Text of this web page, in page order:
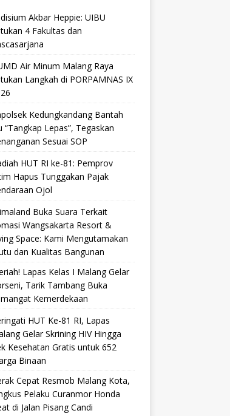
Akbar Heppie: UIBU
4 Fakultas dan
Air Minum Malang Raya
Langkah di PORPAMNAS IX
Kedungkandang Bantah
“Tangkap Lepas”, Tegaskan
Sesuai SOP
HUT RI ke-81: Pemprov
Hapus Tunggakan Pajak
Ojol
Buka Suara Terkait
Wangsakarta Resort &
Space: Kami Mengutamakan
dan Kualitas Bangunan
Lapas Kelas I Malang Gelar
Tarik Tambang Buka
Kemerdekaan
HUT Ke-81 RI, Lapas
Gelar Skrining HIV Hingga
Kesehatan Gratis untuk 652
Binaan
Cepat Resmob Malang Kota,
Pelaku Curanmor Honda
di Jalan Pisang Candi